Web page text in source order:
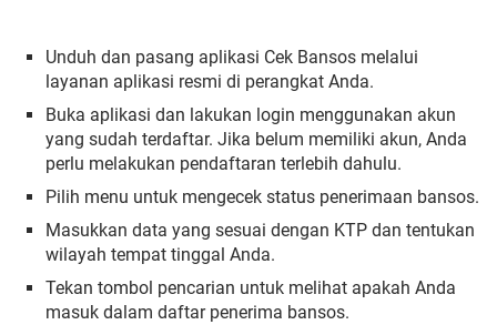
Unduh dan pasang aplikasi Cek Bansos melalui
layanan aplikasi resmi di perangkat Anda.
Buka aplikasi dan lakukan login menggunakan akun
yang sudah terdaftar. Jika belum memiliki akun, Anda
perlu melakukan pendaftaran terlebih dahulu.
Pilih menu untuk mengecek status penerimaan bansos.
Masukkan data yang sesuai dengan KTP dan tentukan
wilayah tempat tinggal Anda.
Tekan tombol pencarian untuk melihat apakah Anda
masuk dalam daftar penerima bansos.